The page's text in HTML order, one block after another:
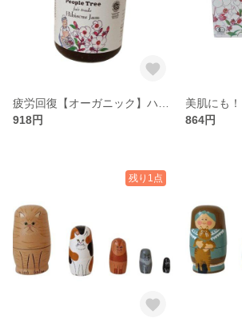
918円
864円
残り1点